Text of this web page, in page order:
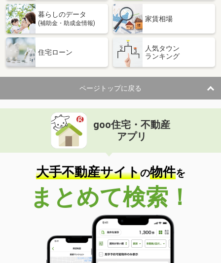
新潟県長岡市大島本町５
専有面積
52.57m²
間取り
1LDK
新潟県長岡市関原町１
価 格
8.15万円
専有面積 62.5m²
間取り
2LDK
新潟県新潟市中央区米山３丁目
価 格
新潟県新潟市中央区米山３丁目
専有面積
34.6m²
間取り
2K
新潟県長岡市中之島
5.10万円
新潟県長岡市中之島
専有面積 56.15m²
間取り
3DK
暮らしのデータ
(補助金・助成金情報)
家賃相場
住宅ローン
人気タウン
ランキング
ページトップに戻る
goo住宅・不動産
アプリ
大手不動産サイトの物件を
まとめて検索！